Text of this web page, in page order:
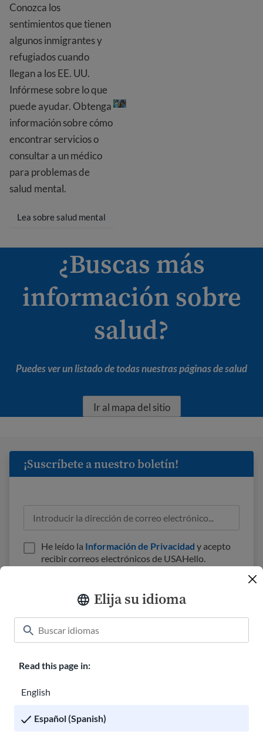
Elija su idioma
Read this page in:
English
Español (Spanish)
Conozca los
sentimientos que tienen
algunos inmigrantes y
refugiados cuando
llegan a los EE. UU.
Infórmese sobre lo que
puede ayudar. Obtenga
información sobre cómo
encontrar servicios o
consultar a un médico
para problemas de
salud mental.
Lea sobre salud mental
¿Buscas más
información sobre
salud?
Puedes ver un listado de todas nuestras páginas de salud
Ir al mapa del sitio
¡Suscríbete a nuestro boletín!
He leído la Información de Privacidad y acepto
recibir correos electrónicos de USAHello.